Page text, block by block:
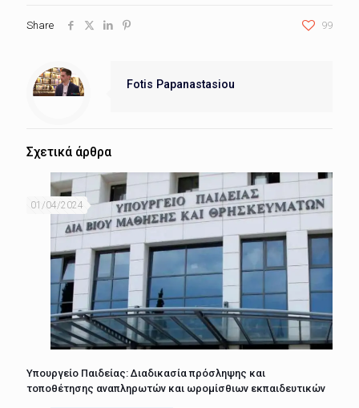
Share 99
Fotis Papanastasiou
Σχετικά άρθρα
01/04/2024
Υπουργείο Παιδείας: Διαδικασία πρόσληψης και
τοποθέτησης αναπληρωτών και ωρομίσθιων εκπαιδευτικών